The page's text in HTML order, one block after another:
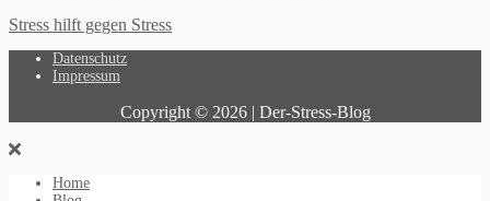
Stress hilft gegen Stress
Datenschutz
Impressum
Copyright © 2026 | Der-Stress-Blog
Home